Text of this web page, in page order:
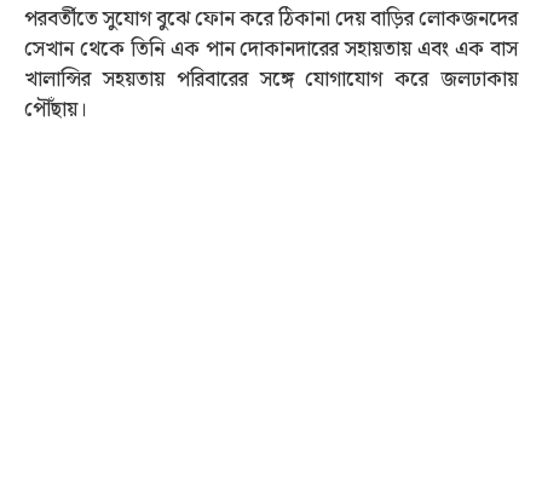
পরবর্তীতে সুযোগ বুঝে ফোন করে ঠিকানা দেয় বাড়ির লোকজনদের
সেখান থেকে তিনি এক পান দোকানদারের সহায়তায় এবং এক বাস
খালান্সির সহয়তায় পরিবারের সঙ্গে যোগাযোগ করে জলঢাকায়
পৌঁছায়।